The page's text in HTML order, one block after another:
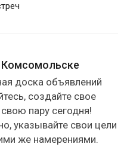
Комсомольске
доска объявлений
создайте свое
пару сегодня!
указывайте свои цели
же намерениями.